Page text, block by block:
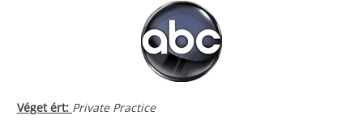
Véget ért: Private Practice